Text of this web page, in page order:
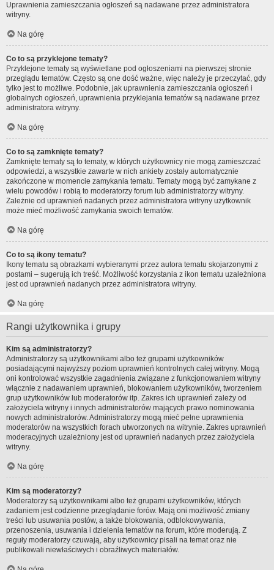
Uprawnienia zamieszczania ogłoszeń są nadawane przez administratora
witryny.
Na górę
Co to są przyklejone tematy?
Przyklejone tematy są wyświetlane pod ogłoszeniami na pierwszej stronie
przeglądu tematów. Często są one dość ważne, więc należy je przeczytać, gdy
tylko jest to możliwe. Podobnie, jak uprawnienia zamieszczania ogłoszeń i
globalnych ogłoszeń, uprawnienia przyklejania tematów są nadawane przez
administratora witryny.
Na górę
Co to są zamknięte tematy?
Zamknięte tematy są to tematy, w których użytkownicy nie mogą zamieszczać
odpowiedzi, a wszystkie zawarte w nich ankiety zostały automatycznie
zakończone w momencie zamykania tematu. Tematy mogą być zamykane z
wielu powodów i robią to moderatorzy forum lub administratorzy witryny.
Zależnie od uprawnień nadanych przez administratora witryny użytkownik
może mieć możliwość zamykania swoich tematów.
Na górę
Co to są ikony tematu?
Ikony tematu są obrazkami wybieranymi przez autora tematu skojarzonymi z
postami – sugerują ich treść. Możliwość korzystania z ikon tematu uzależniona
jest od uprawnień nadanych przez administratora witryny.
Na górę
Rangi użytkownika i grupy
Kim są administratorzy?
Administratorzy są użytkownikami albo też grupami użytkowników
posiadającymi najwyższy poziom uprawnień kontrolnych całej witryny. Mogą
oni kontrolować wszystkie zagadnienia związane z funkcjonowaniem witryny
włącznie z nadawaniem uprawnień, blokowaniem użytkowników, tworzeniem
grup użytkowników lub moderatorów itp. Zakres ich uprawnień zależy od
założyciela witryny i innych administratorów mających prawo nominowania
nowych administratorów. Administratorzy mogą mieć pełne uprawnienia
moderatorów na wszystkich forach utworzonych na witrynie. Zakres uprawnień
moderacyjnych uzależniony jest od uprawnień nadanych przez założyciela
witryny.
Na górę
Kim są moderatorzy?
Moderatorzy są użytkownikami albo też grupami użytkowników, których
zadaniem jest codzienne przeglądanie forów. Mają oni możliwość zmiany
treści lub usuwania postów, a także blokowania, odblokowywania,
przenoszenia, usuwania i dzielenia tematów na forum, które moderują. Z
reguły moderatorzy czuwają, aby użytkownicy pisali na temat oraz nie
publikowali niewłaściwych i obraźliwych materiałów.